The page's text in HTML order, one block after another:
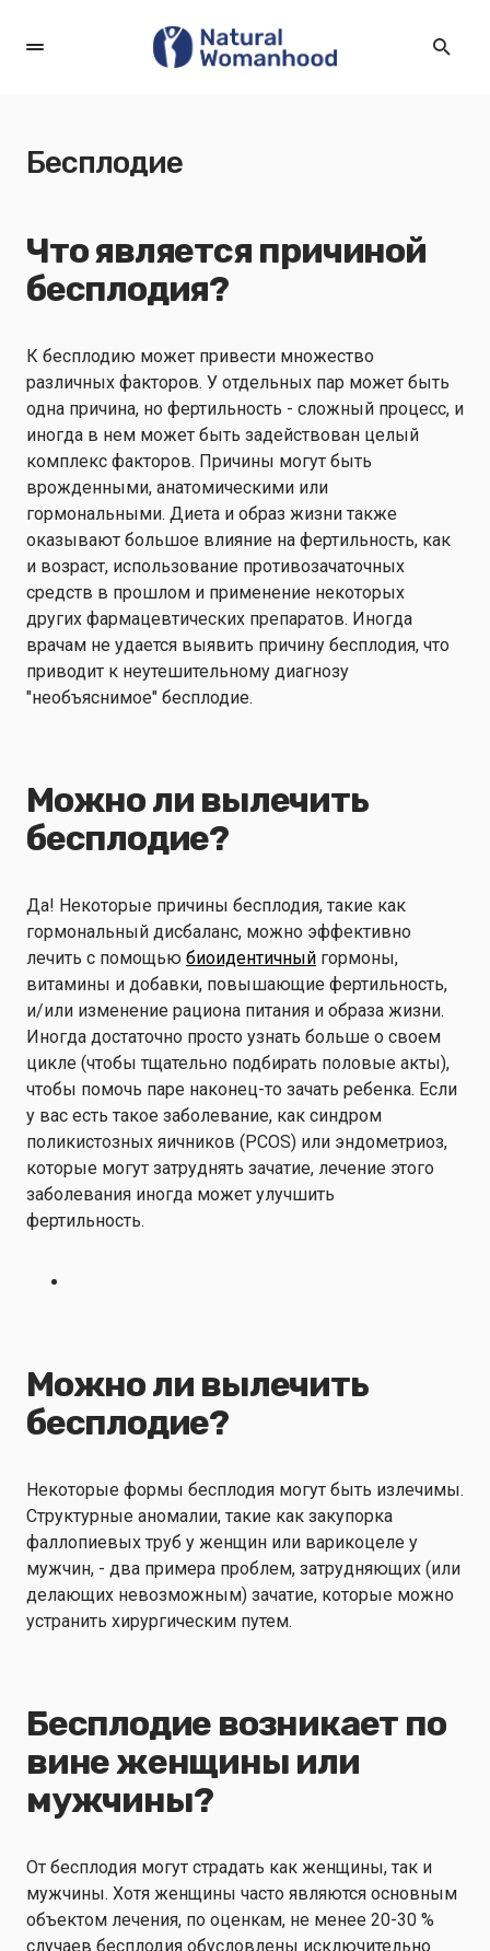
Бесплодие
Что является причиной
бесплодия?
К бесплодию может привести множество
различных факторов. У отдельных пар может быть
одна причина, но фертильность - сложный процесс, и
иногда в нем может быть задействован целый
комплекс факторов. Причины могут быть
врожденными, анатомическими или
гормональными. Диета и образ жизни также
оказывают большое влияние на фертильность, как
и возраст, использование противозачаточных
средств в прошлом и применение некоторых
других фармацевтических препаратов. Иногда
врачам не удается выявить причину бесплодия, что
приводит к неутешительному диагнозу
"необъяснимое" бесплодие.
Можно ли вылечить
бесплодие?
Да! Некоторые причины бесплодия, такие как
гормональный дисбаланс, можно эффективно
лечить с помощью биоидентичный гормоны,
витамины и добавки, повышающие фертильность,
и/или изменение рациона питания и образа жизни.
Иногда достаточно просто узнать больше о своем
цикле (чтобы тщательно подбирать половые акты),
чтобы помочь паре наконец-то зачать ребенка. Если
у вас есть такое заболевание, как синдром
поликистозных яичников (PCOS) или эндометриоз,
которые могут затруднять зачатие, лечение этого
заболевания иногда может улучшить
фертильность.
Можно ли вылечить
бесплодие?
Некоторые формы бесплодия могут быть излечимы.
Структурные аномалии, такие как закупорка
фаллопиевых труб у женщин или варикоцеле у
мужчин, - два примера проблем, затрудняющих (или
делающих невозможным) зачатие, которые можно
устранить хирургическим путем.
Бесплодие возникает по
вине женщины или
мужчины?
От бесплодия могут страдать как женщины, так и
мужчины. Хотя женщины часто являются основным
объектом лечения, по оценкам, не менее 20-30 %
случаев бесплодия обусловлены исключительно